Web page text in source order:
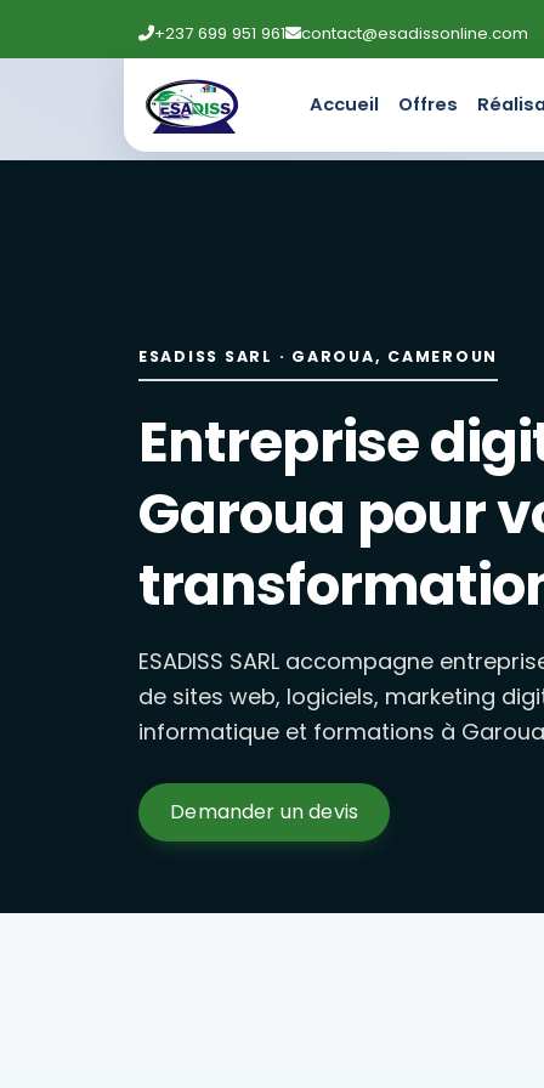
+237 699 951 961 contact@esadissonline.com
Accueil Offres
Maintenance informatique,
Maintenance préventive, installation de réseaux,
Marketing digital : réseaux
Gestion des réseaux sociaux, publicités Facebook,
Formations Excel,
Formations en présentiel à Garoua : Excel avancé,
ESADISS SARL · GAROUA, CAMEROUN
Entreprise
Garoua pour
ESADISS SARL accompagne
de sites web, logiciels, marketing
informatique et formations à
Demander un devis